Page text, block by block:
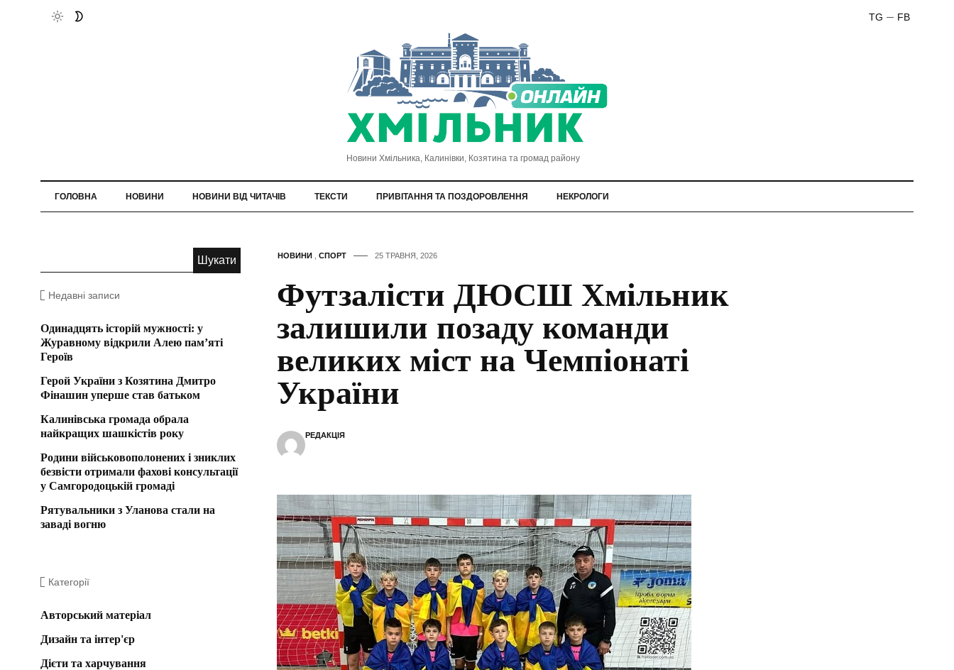
FB
TG
Новини Хмільника, Калинівки, Козятина та громад району
ГОЛОВНА НОВИНИ НОВИНИ ВІД ЧИТАЧІВ ТЕКСТИ ПРИВІТАННЯ ТА ПОЗДОРОВЛЕННЯ НЕКРОЛОГИ
НОВИНИ, СПОРТ 25 ТРАВНЯ, 2026
Футзалісти ДЮСШ Хмільник
залишили позаду команди
великих міст на Чемпіонаті
України
РЕДАКЦІЯ
Недавні записи
Одинадцять історій мужності: у
Журавному відкрили Алею пам’яті
Героїв
Герой України з Козятина Дмитро
Фінашин уперше став батьком
Калинівська громада обрала
найкращих шашкістів року
Родини військовополонених і зниклих
безвісти отримали фахові консультації
у Самгородоцькій громаді
Рятувальники з Уланова стали на
заваді вогню
Категорії
Авторський матеріал
Дизайн та інтер'єр
Дієти та харчування